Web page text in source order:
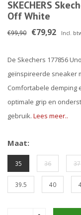
SKECHERS
Off White
€99,90 €79,92 Incl.
De Skechers 177856
geïnspireerde sneaker
Comfortabele demping
optimale grip en
gebruik. Lees meer..
Maat:
35 36 37
39.5 40